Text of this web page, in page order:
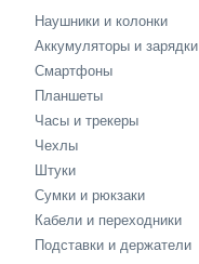
Наушники и колонки
Аккумуляторы и зарядки
Смартфоны
Планшеты
Часы и трекеры
Чехлы
Штуки
Сумки и рюкзаки
Кабели и переходники
Подставки и держатели